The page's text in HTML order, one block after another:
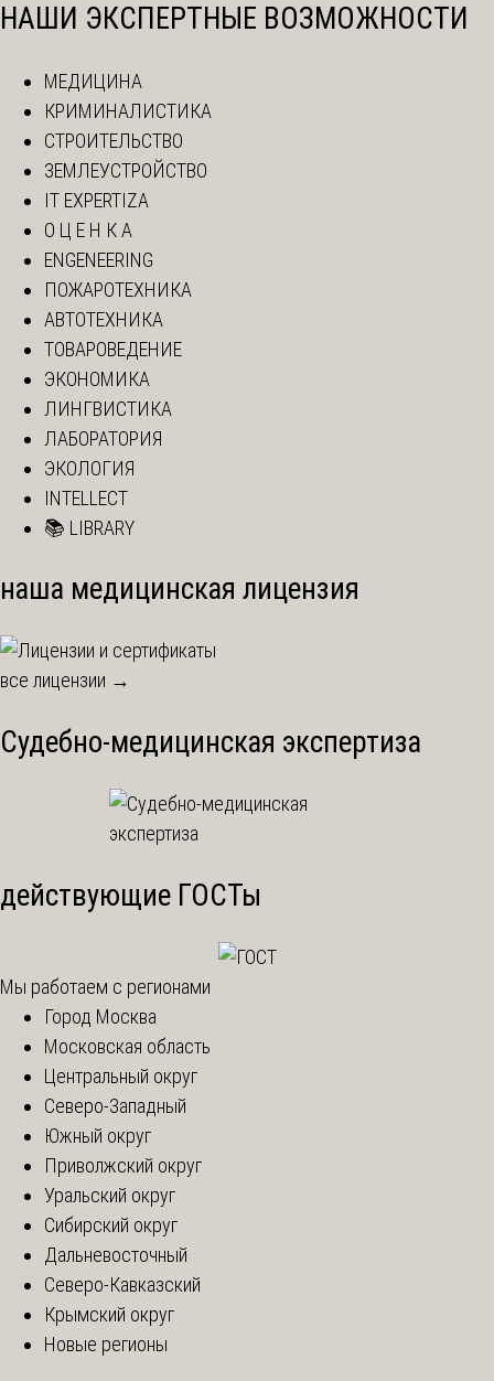
НАШИ ЭКСПЕРТНЫЕ ВОЗМОЖНОСТИ
МЕДИЦИНА
КРИМИНАЛИСТИКА
СТРОИТЕЛЬСТВО
ЗЕМЛЕУСТРОЙСТВО
IT EXPERTIZA
О Ц Е Н К А
ENGENEERING
ПОЖАРОТЕХНИКА
АВТОТЕХНИКА
ТОВАРОВЕДЕНИЕ
ЭКОНОМИКА
ЛИНГВИСТИКА
ЛАБОРАТОРИЯ
ЭКОЛОГИЯ
INTELLECT
📚 LIBRARY
наша медицинская лицензия
все лицензии →
Судебно-медицинская экспертиза
действующие ГОСТы
Мы работаем с регионами
Город Москва
Московская область
Центральный округ
Северо-Западный
Южный округ
Приволжский округ
Уральский округ
Сибирский округ
Дальневосточный
Северо-Кавказский
Крымский округ
Новые регионы